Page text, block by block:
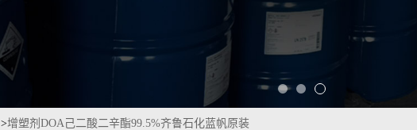
>增塑剂DOA己二酸二辛酯99.5%齐鲁石化蓝帆原装